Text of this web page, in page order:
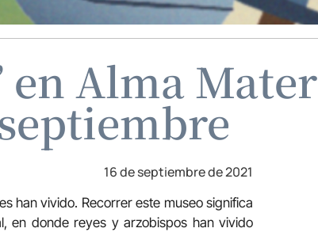
en Alma Mater
16 de septiembre de 2021
han vivido. Recorrer este museo significa
en donde reyes y arzobispos han vivido